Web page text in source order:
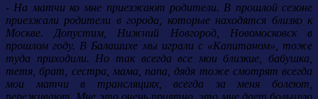
- На матчи ко мне приезжают родители. В прошлой сезоне
приезжали родители в города, которые находятся близко к
Москве. Допустим, Нижний Новгород, Новомосковск в
прошлом году. В Балашихе мы играли с «Капитаном», тоже
туда приходили. Но так всегда все мои близкие, бабушка,
тетя, брат, сестра, мама, папа, дядя тоже смотрят всегда
мои матчи в трансляциях, всегда за меня болеют,
переживают. Мне это очень приятно, это мне дает большую